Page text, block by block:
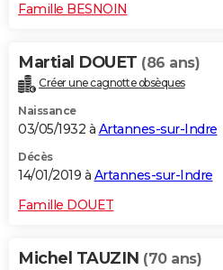
Famille BESNOIN
Martial DOUET (86 ans)
Créer une cagnotte obsèques
Naissance
03/05/1932 à Artannes-sur-Indre
Décès
14/01/2019 à Artannes-sur-Indre
Famille DOUET
Michel TAUZIN (70 ans)